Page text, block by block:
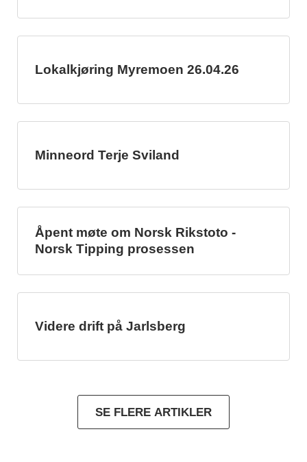
Lokalkjøring Myremoen 26.04.26
Minneord Terje Sviland
Åpent møte om Norsk Rikstoto -
Norsk Tipping prosessen
Videre drift på Jarlsberg
SE FLERE ARTIKLER